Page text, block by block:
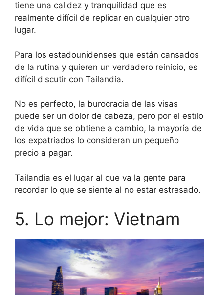
tiene una calidez y tranquilidad que es
realmente difícil de replicar en cualquier otro
lugar.
Para los estadounidenses que están cansados ​​
de la rutina y quieren un verdadero reinicio, es
difícil discutir con Tailandia.
No es perfecto, la burocracia de las visas
puede ser un dolor de cabeza, pero por el estilo
de vida que se obtiene a cambio, la mayoría de
los expatriados lo consideran un pequeño
precio a pagar.
Tailandia es el lugar al que va la gente para
recordar lo que se siente al no estar estresado.
5. Lo mejor: Vietnam